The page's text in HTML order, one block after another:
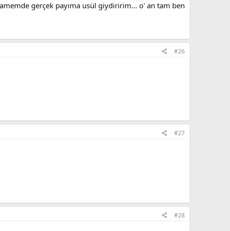
gerçek payıma usül giydiririm... o' an tam ben
#26
#27
#28